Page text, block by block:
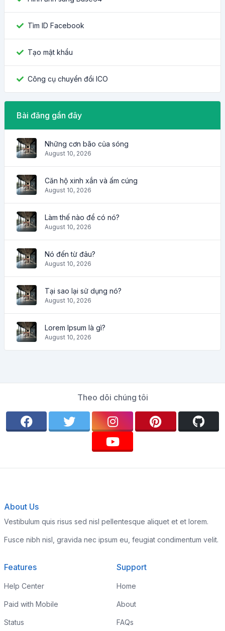
Tìm ID Facebook
Tạo mật khẩu
Công cụ chuyển đổi ICO
Bài đăng gần đây
Những cơn bão của sóng
August 10, 2026
Căn hộ xinh xắn và ấm cúng
August 10, 2026
Làm thế nào để có nó?
August 10, 2026
Nó đến từ đâu?
August 10, 2026
Tại sao lại sử dụng nó?
August 10, 2026
Lorem Ipsum là gì?
August 10, 2026
Theo dõi chúng tôi
About Us
Vestibulum quis risus sed nisl pellentesque aliquet et et lorem.
Fusce nibh nisl, gravida nec ipsum eu, feugiat condimentum velit.
Features
Help Center
Paid with Mobile
Status
Support
Home
About
FAQs